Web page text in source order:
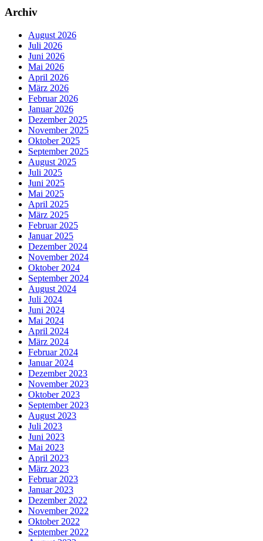
Archiv
August 2026
Juli 2026
Juni 2026
Mai 2026
April 2026
März 2026
Februar 2026
Januar 2026
Dezember 2025
November 2025
Oktober 2025
September 2025
August 2025
Juli 2025
Juni 2025
Mai 2025
April 2025
März 2025
Februar 2025
Januar 2025
Dezember 2024
November 2024
Oktober 2024
September 2024
August 2024
Juli 2024
Juni 2024
Mai 2024
April 2024
März 2024
Februar 2024
Januar 2024
Dezember 2023
November 2023
Oktober 2023
September 2023
August 2023
Juli 2023
Juni 2023
Mai 2023
April 2023
März 2023
Februar 2023
Januar 2023
Dezember 2022
November 2022
Oktober 2022
September 2022